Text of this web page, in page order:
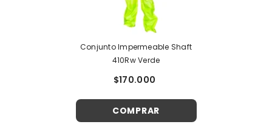
Conjunto Impermeable Shaft
410Rw Verde
$170.000
COMPRAR